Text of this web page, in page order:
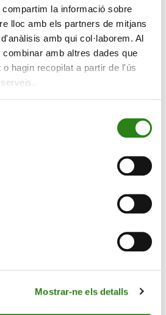
la informació sobre
lloc amb els partners de mitjans
amb qui col·laborem. Al
amb altres dades que
hagin recopilat a partir de l'ús
Mostrar-ne els detalls
Multiactiu i Clients Institucional
explica en aquesta
SER Empresaris de la Cadena
els diferents moments vitals.